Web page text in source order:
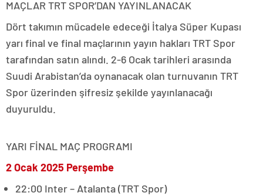
MAÇLAR TRT SPOR’DAN YAYINLANACAK
Dört takımın mücadele edeceği İtalya Süper Kupası
yarı final ve final maçlarının yayın hakları TRT Spor
tarafından satın alındı. 2-6 Ocak tarihleri arasında
Suudi Arabistan’da oynanacak olan turnuvanın TRT
Spor üzerinden şifresiz şekilde yayınlanacağı
duyuruldu.
YARI FİNAL MAÇ PROGRAMI
2 Ocak 2025 Perşembe
22:00 Inter – Atalanta (TRT Spor)